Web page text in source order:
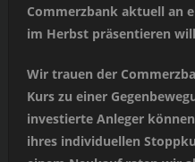
Commerzbank aktuell an
im Herbst präsentieren
Wir trauen der
Kurs zu einer
investierte Anleger
ihres individuellen